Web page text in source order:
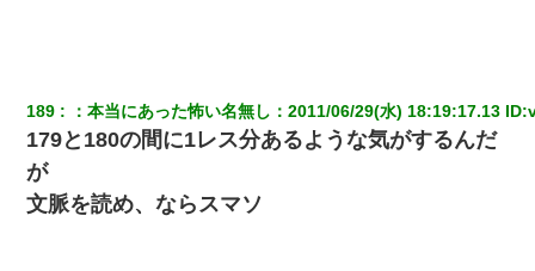
189 ：本当にあった怖い名無し ：2011/06/29(水) 18:19:17.13 ID:
179と180の間に1レス分あるような気がするんだ
が
文脈を読め、ならスマソ